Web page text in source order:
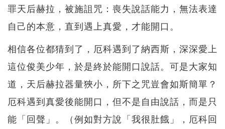
罪天后赫拉，被施詛咒：喪失說話能力，無法表達
自己的本意，直到遇上真愛，才能開口。
相信各位都猜到了，厄科遇到了納西斯，深深愛上
這位俊美少年，於是終於能開口說話。可是大家知
道，天后赫拉器量狹小，所下之咒豈會如斯簡單？
厄科遇到真愛後能開口，但不是自由說話，而是只
能「回聲」。（例如對方說「我很肚餓」，厄科回